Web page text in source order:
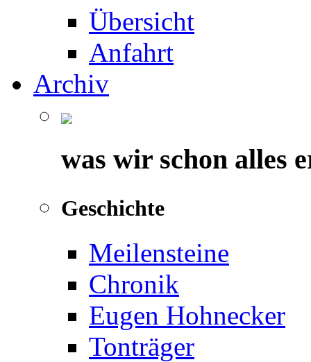
Übersicht
Anfahrt
Archiv
was wir schon alles
Geschichte
Meilensteine
Chronik
Eugen Hohnecker
Tonträger